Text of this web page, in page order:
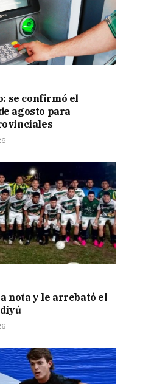
se confirmó el
agosto para
nota y le arrebató el